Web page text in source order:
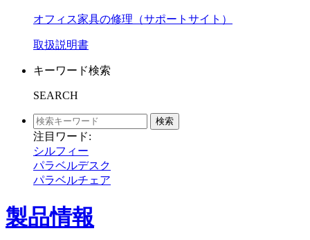
オフィス家具の修理（サポートサイト）
取扱説明書
キーワード検索
SEARCH
検索
注目ワード:
シルフィー
パラベルデスク
パラベルチェア
製品情報